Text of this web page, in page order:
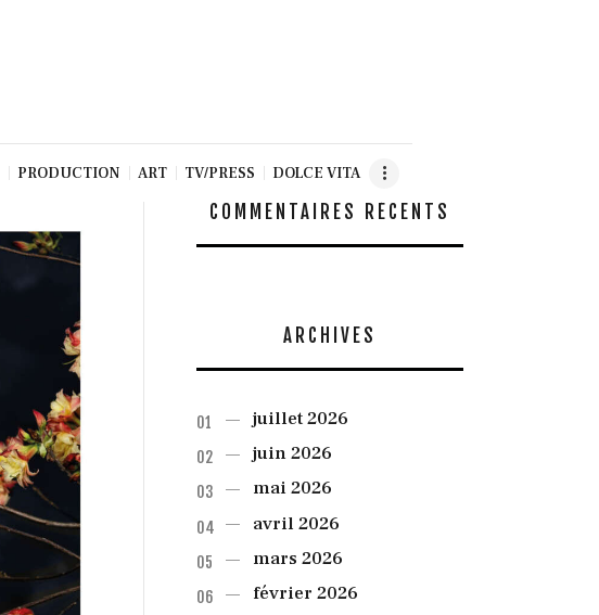
PRODUCTION ART TV/PRESS DOLCE VITA
COMMENTAIRES RÉCENTS
ARCHIVES
juillet2026
juin2026
mai 2026
avril 2026
mars 2026
février 2026